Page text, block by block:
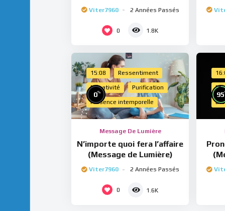
Viter7960 2 Années Passés
0 1.8K
15:08 Ressentiment
Négativité Purification
Présence intemporelle
0%
Message De Lumière
N’importe quoi fera l’affaire
(Message de Lumière)
Viter7960 2 Années Passés
0 1.6K
95